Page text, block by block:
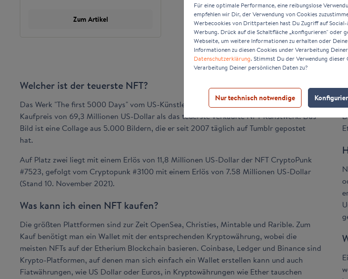
Zum Artikel
Welcher ist der teuerste NFT?
Das Werk "The first 5000 Days" vom US-Künstler Mike Winkelmann gilt mit einem
Kaufpreis von 69,3 Millionen US-Dollar als das teuerste verkaufte NFT Kunstwerk. Das
Bild ist eine Collage aus 5.000 Bildern, die er seit 2007 täglich auf Tumblr gepostet
hat.
Auf Platz zwei liegt mit einem Erlös von 11,8 Millionen US-Dollar der NFT CryptoPunk
#7523, gefolgt vom Cryptopunk #3100 mit einem Erlös von 7.58 Millionen US-Dollar
(Stand 10. November 2021).
Was kann ich einen NFT kaufen?
Die größten Plattformen sind zur Zeit OpenSea, Christies, Mintable und Rarible. Zum
Kauf benötigt man ein Wallet mit der entsprechenden Kryptowährung, wobei die
meisten NFTs auf der Etherium Blockchain basieren. Coinbase, Ledger und Binance sind
Krypto-Platformen, auf denen man sich einfach ein Wallet erstellen kann und auch
Fiatwährungen, wie US Dollar oder Euros, in Kryptowährungen wie Ether tauschen
Für eine optimale Performance, eine reibungslose
empfehlen wir Dir, der Verwendung von Cookies
Werbecookies von Drittparteien hast Du Zugriff auf
Werbung. Drück auf die Schaltfläche „konfigurieren" oder
Webseite, um weitere Informationen zu erhalten oder
Informationen zu diesen Cookies under Verarbeitung
Datenschutzerklärung. Stimmst Du der Verwendung
Verarbeitung Deiner persönlichen Daten zu?
Nur technisch notwendige